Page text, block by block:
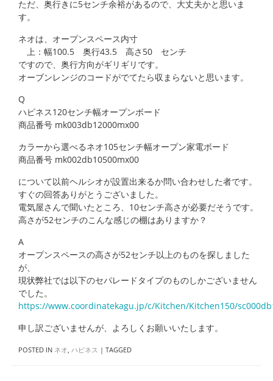
ただ、奥行きに5センチ余裕があるので、大丈夫かと思いま
す。
ネオは、オープンスペース内寸
上：幅100.5 奥行43.5 高さ50 センチ
ですので、奥行方向がギリギリです。
オーブンレンジのコードがでてたら収まらないと思います。
Q
ハピネス120センチ幅オープンボード
商品番号 mk003db12000mx00
カラーから選べるネオ105センチ幅オープン家電ボード
商品番号 mk002db10500mx00
について以前ヘルシオが設置出来るか問い合わせした者です。
すぐの回答ありがとうございました。
電気屋さんで聞いたところ、10センチ高さが必要だそうです。
高さが52センチのこんな感じの棚はありますか？
A
オープンスペースの高さが52センチ以上のものを探しました
が、
現状弊社では以下のセパレードタイプのものしかございません
でした。
https://www.coordinatekagu.jp/c/Kitchen/Kitchen150/
申し訳ございませんが、よろしくお願いいたします。
POSTED IN ネオ, ハピネス | TAGGED